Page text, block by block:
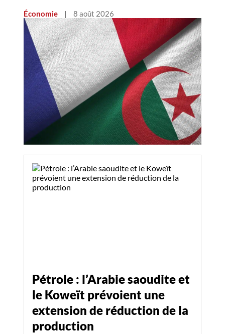
Économie | 8 août 2026
Pétrole : l’Arabie saoudite et
le Koweït prévoient une
extension de réduction de la
production